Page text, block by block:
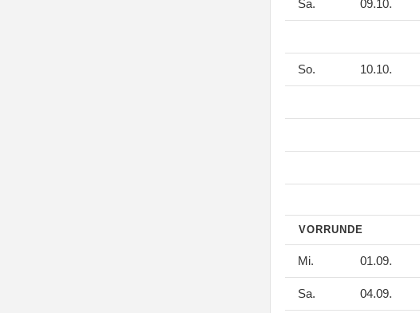
Sa. 09.10.
So. 10.10.
VORRUNDE
Mi. 01.09.
Sa. 04.09.